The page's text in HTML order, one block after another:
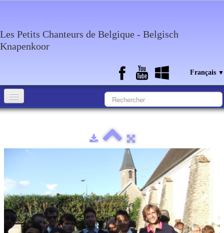
Les Petits Chanteurs de Belgique - Belgisch
Knapenkoor
Français ▼
Agenda
Discographie
Contact